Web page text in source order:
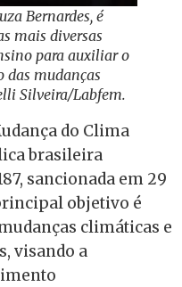
Bernardes, é
mais diversas
para auxiliar o
das mudanças
Silveira/Labfem.
do Clima
brasileira
sancionada em 29
objetivo é
climáticas e
visando a